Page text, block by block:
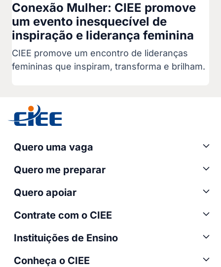
Conexão Mulher: CIEE promove
um evento inesquecível de
inspiração e liderança feminina
CIEE promove um encontro de lideranças
femininas que inspiram, transforma e brilham.
Quero uma vaga
Quero me preparar
Quero apoiar
Contrate com o CIEE
Instituições de Ensino
Conheça o CIEE